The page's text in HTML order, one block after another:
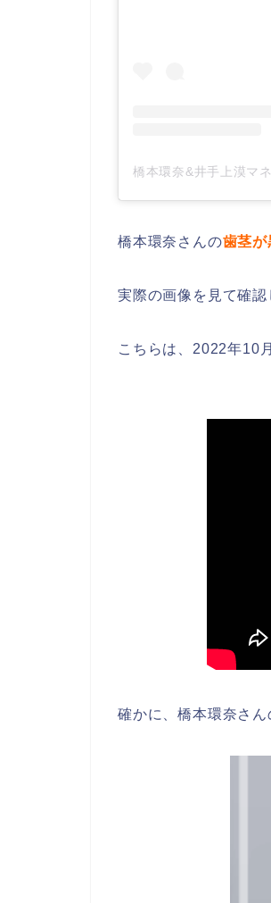
橋本環奈さんの歯茎が
実際の画像を見て確認
こちらは、2022年10
確かに、橋本環奈さん